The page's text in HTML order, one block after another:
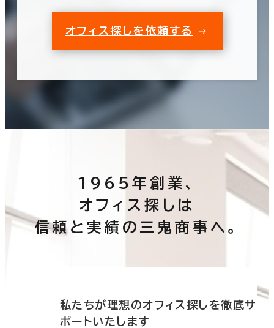
オフィス探しを依頼する
1965年創業、
オフィス探しは
信頼と実績の三鬼商事へ。
私たちが理想のオフィス探しを徹底サ
ポートいたします